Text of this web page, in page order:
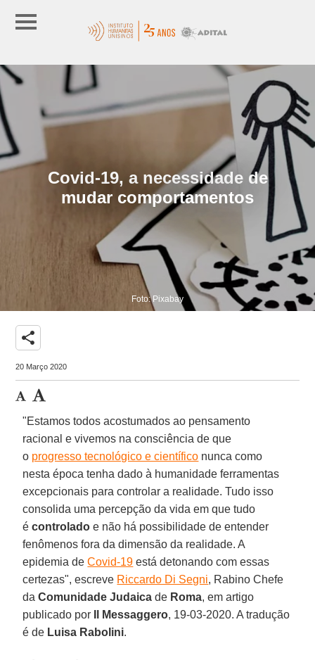
Covid-19, a necessidade de
mudar comportamentos
Foto: Pixabay
share
20 Março 2020
"Estamos todos acostumados ao pensamento
racional e vivemos na consciência de que
o progresso tecnológico e científico nunca como
nesta época tenha dado à humanidade ferramentas
excepcionais para controlar a realidade. Tudo isso
consolida uma percepção da vida em que tudo
écontrolado e não há possibilidade de entender
fenômenos fora da dimensão da realidade. A
epidemia deCovid-19 está detonando com essas
certezas", escreve Riccardo Di Segni, Rabino Chefe
daComunidade Judaica de Roma, em artigo
publicado por
Il Messaggero, 19-03-2020. A tradução
é de Luisa Rabolini.